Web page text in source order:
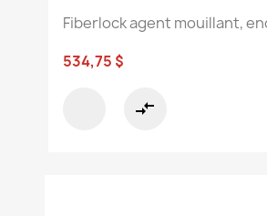
Fiberlock agent mouillant,
534,75 $
compare_arrows